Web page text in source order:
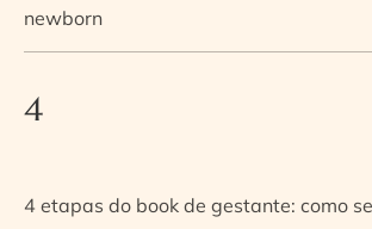
newborn
4
4 etapas do book de gestante: como